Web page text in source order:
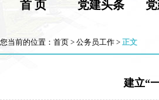
首 页 党建头条
您当前的位置： 首页 > 公务员工作 > 正文
建立“